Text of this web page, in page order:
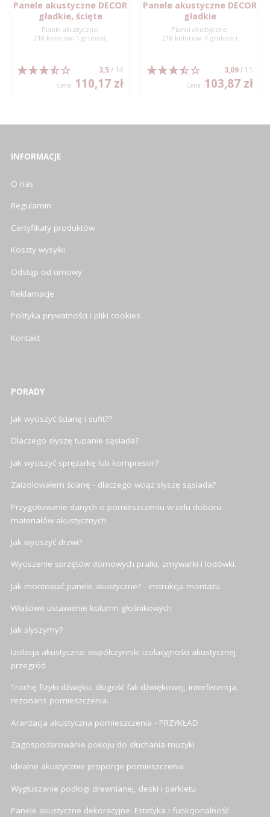
Panele akustyczne DECOR
gładkie, ścięte
Pianki akustyczne:
218 kolorów, 1 grubość
3,5/ 14
Cena :110,17 zł
Panele akustyczne DECOR
gładkie
Pianki akustyczne:
218 kolorów, 4 grubości
3,09/ 11
Cena :103,87 zł
INFORMACJE
O nas
Regulamin
Certyfikaty produktów
Koszty wysyłki
Odstąp od umowy
Reklamacje
Polityka prywatności i pliki cookies
Kontakt
PORADY
Jak wyciszyć ścianę i sufit??
Dlaczego słyszę tupanie sąsiada?
Jak wyciszyć sprężarkę lub kompresor?
Zaizolowałem ścianę - dlaczego wciąż słyszę sąsiada?
Przygotowanie danych o pomieszczeniu w celu doboru
materiałów akustycznych
Jak wyciszyć drzwi?
Wyciszenie sprzętów domowych pralki, zmywarki i lodówki.
Jak montować panele akustyczne? - instrukcja montażu
Właściwe ustawienie kolumn głośnikowych
Jak słyszymy?
Izolacja akustyczna: współczynniki izolacyjności akustycznej
przegród
Trochę fizyki dźwięku: długość fali dźwiękowej, interferencja,
rezonans pomieszczenia.
Aranżacja akustyczna pomieszczenia - PRZYKŁAD
Zagospodarowanie pokoju do słuchania muzyki
Idealne akustycznie proporcje pomieszczenia
Wygłuszanie podłogi drewnianej, deski i parkietu
Panele akustyczne dekoracyjne: Estetyka i funkcjonalność